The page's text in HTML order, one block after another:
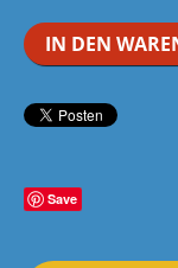
IN DEN
Save